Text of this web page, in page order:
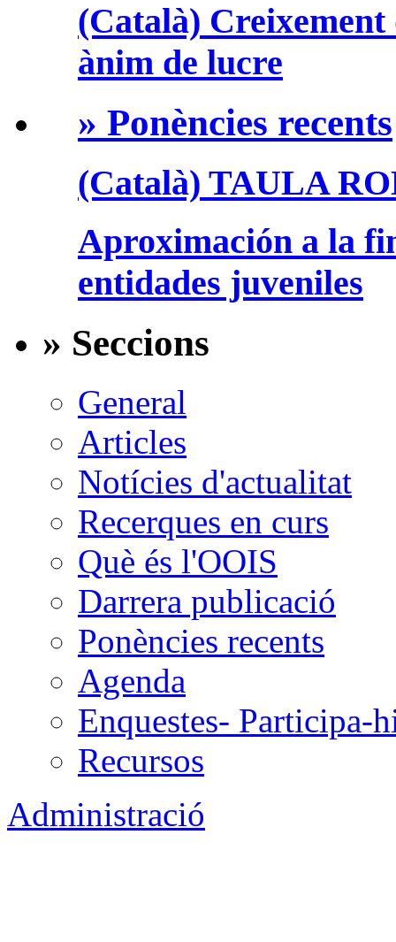
(Català) Creixement
ànim de lucre
» Ponències recents
(Català) TAULA
Aproximación a la
entidades juveniles
» Seccions
General
Articles
Notícies d'actualitat
Recerques en curs
Què és l'OOIS
Darrera publicació
Ponències recents
Agenda
Enquestes- Participa-
Recursos
Administració